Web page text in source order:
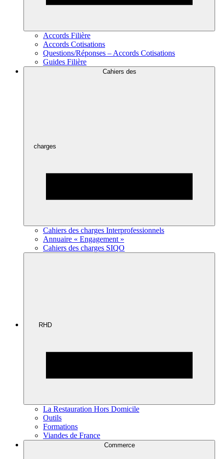
Accords Filière
Accords Cotisations
Questions/Réponses – Accords Cotisations
Guides Filière
Cahiers des
charges
Cahiers des charges Interprofessionnels
Annuaire « Engagement »
Cahiers des charges SIQO
RHD
La Restauration Hors Domicile
Outils
Formations
Viandes de France
Commerce